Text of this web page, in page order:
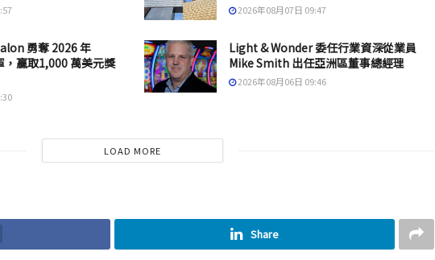
2026年08月07日 09:47
勇奪 2026 年
，贏取1,000 萬美元獎
Light & Wonder 委任行業資深從業員
Mike Smith 出任亞洲區董事總經理
2026年08月06日 09:46
LOAD MORE
Share